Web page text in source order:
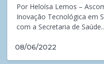
Por Heloísa Lemos –
Inovação Tecnológica em
com a Secretaria de
08/06/2022